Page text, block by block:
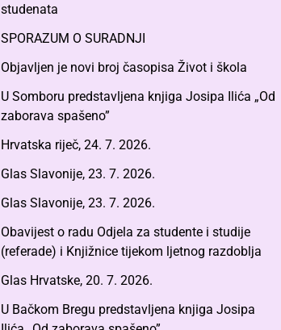
studenata
SPORAZUM O SURADNJI
Objavljen je novi broj časopisa Život i škola
U Somboru predstavljena knjiga Josipa Ilića „Od
zaborava spašeno”
Hrvatska riječ, 24. 7. 2026.
Glas Slavonije, 23. 7. 2026.
Glas Slavonije, 23. 7. 2026.
Obavijest o radu Odjela za studente i studije
(referade) i Knjižnice tijekom ljetnog razdoblja
Glas Hrvatske, 20. 7. 2026.
U Bačkom Bregu predstavljena knjiga Josipa